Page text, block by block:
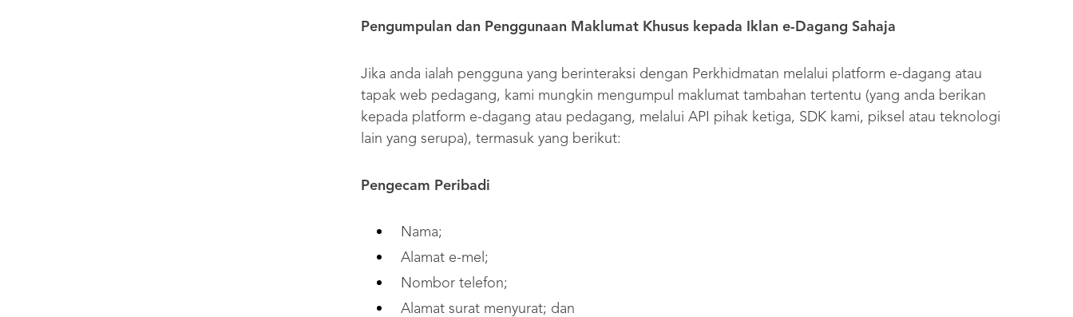
Pengumpulan dan Penggunaan Maklumat Khusus kepada Iklan e-Dagang Sahaja
Jika anda ialah pengguna yang berinteraksi dengan Perkhidmatan melalui platform e-dagang atau
tapak web pedagang, kami mungkin mengumpul maklumat tambahan tertentu (yang anda berikan
kepada platform e-dagang atau pedagang, melalui API pihak ketiga, SDK kami, piksel atau teknologi
lain yang serupa), termasuk yang berikut:
Pengecam Peribadi
Nama;
Alamat e-mel;
Nombor telefon;
Alamat surat menyurat; dan